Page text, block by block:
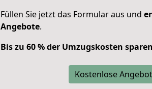
Füllen Sie jetzt das Formular aus und
Angebote.
Bis zu 60 % der Umzugskosten sparen
Kostenlose